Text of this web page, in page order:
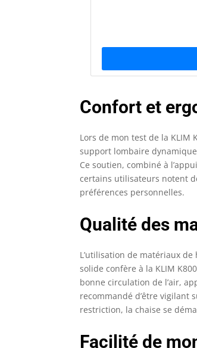
Confort et
Lors de mon test de la KLIM
support lombaire
Ce soutien, combiné à
certains utilisateurs notent
préférences personnelles.
Qualité des
L’utilisation de matériaux
solide confère à la KLIM
bonne circulation de l’air,
recommandé d’être vigilant
restriction, la chaise se
Facilité de